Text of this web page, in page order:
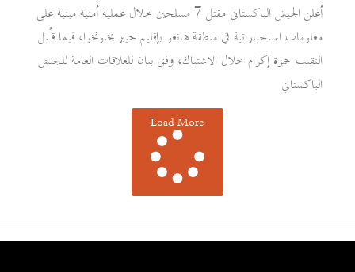
أعلن الجيش الباكستاني مقتل 7 مسلحين خلال عملية أمنية مبنية على
معلومات استخباراتية في منطقة هانغو بإقليم خيبر بختونخوا، فيما قُتل
النقيب حمزة إكرام خلال الاشتباك، وفق بيان للعلاقات العامة للجيش
الباكستاني
Load More